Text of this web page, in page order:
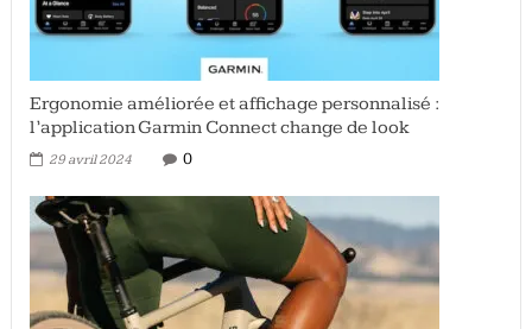
Ergonomie améliorée et affichage personnalisé :
l’application Garmin Connect change de look
29 avril 2024 0